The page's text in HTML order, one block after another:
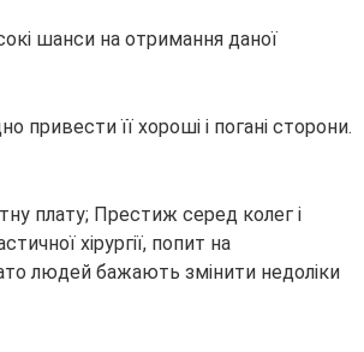
шанси на отримання даної
привести її хороші і погані сторони.
плату; Престиж серед колег і
хірургії, попит на
людей бажають змінити недоліки